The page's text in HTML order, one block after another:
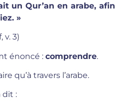
un Qur’an en arabe, afin
»
v. 3)
énoncé : comprendre.
qu’à travers l’arabe.
dit :